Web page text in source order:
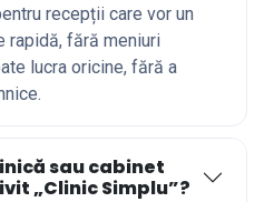
recepții care vor un
rapidă, fără meniuri
lucra oricine, fără a
sau cabinet
„Clinic Simplu”?